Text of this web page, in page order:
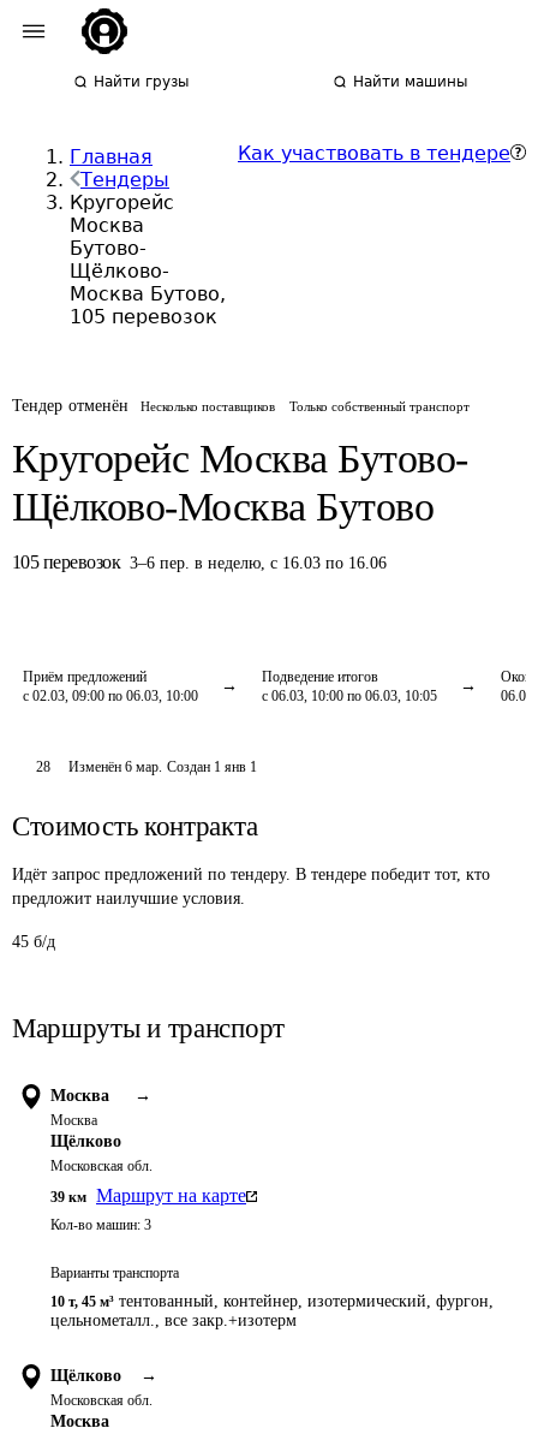
Найти грузы Найти машины
Главная
Тендеры
Кругорейс
Москва
Бутово-
Щёлково-
Москва Бутово,
105 перевозок
Как участвовать в тендере
Тендер отменён Несколько поставщиков Только собственный транспорт
Кругорейс Москва Бутово-
Щёлково-Москва Бутово
105 перевозок 3–6 пер. в неделю,с 16.03 по 16.06
Приём предложений
с 02.03, 09:00 по 06.03, 10:00
Подведение итогов
с 06.03, 10:00 по 06.03, 10:05
28 Изменён6 мар. Создан 1 янв 1
Стоимость контракта
Идёт запрос предложений по тендеру. В тендере победит тот, кто
предложит наилучшие условия.
45 б/д
Маршруты и транспорт
Москва →
Москва
Щёлково
Московская обл.
39 км Маршрут на карте
Кол-во машин: 3
Варианты транспорта
10 т, 45 м³ тентованный, контейнер, изотермический, фургон,
цельнометалл., все закр.+изотерм
Щёлково →
Московская обл.
Москва